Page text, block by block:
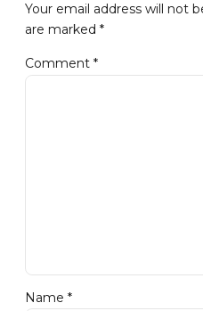
Your email address will not
are marked *
Comment *
Name *